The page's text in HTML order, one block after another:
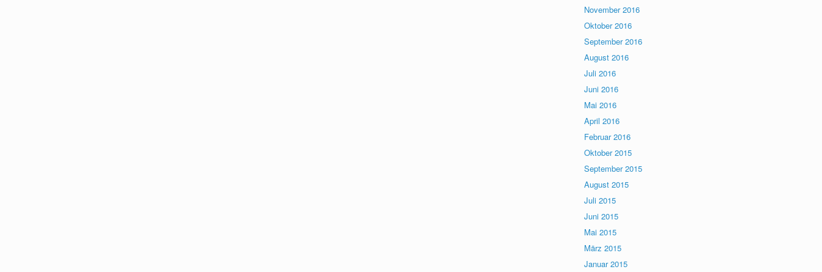
November 2016
Oktober 2016
September 2016
August 2016
Juli 2016
Juni 2016
Mai 2016
April 2016
Februar 2016
Oktober 2015
September 2015
August 2015
Juli 2015
Juni 2015
Mai 2015
März 2015
Januar 2015